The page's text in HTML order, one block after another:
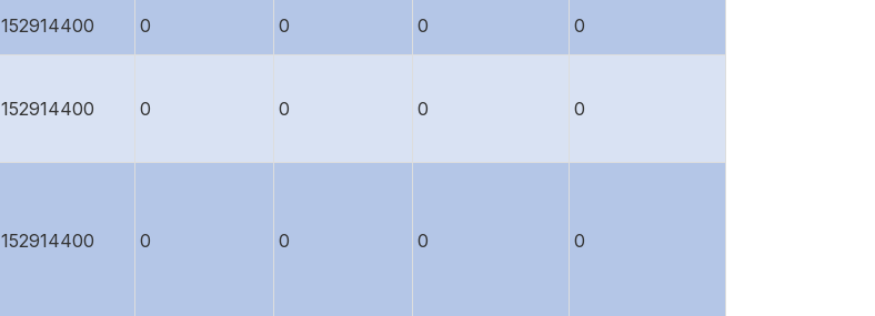
152914400 0 0 0 0
152914400 0 0 0 0
152914400 0 0 0 0